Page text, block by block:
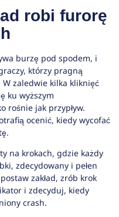
robi furorę
burzę pod spodem, i
którzy pragną
zaledwie kilka kliknięć
ku wyższym
rośnie jak przypływ.
ocenić, kiedy wycofać
na krokach, gdzie każdy
zdecydowany i pełen
zakład, zrób krok
i zdecyduj, kiedy
crash.